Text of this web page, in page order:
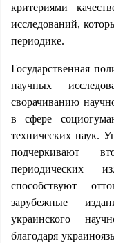
критериями
исследований,
периодике.
Государственная
научных
сворачиванию
в сфере
технических наук.
подчеркивают
периодических
способствуют
зарубежные
украинского
благодаря